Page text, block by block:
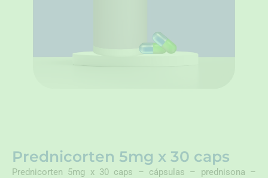
Prednicorten 5mg x 30 caps
Prednicorten 5mg x 30 caps – cápsulas – prednisona –